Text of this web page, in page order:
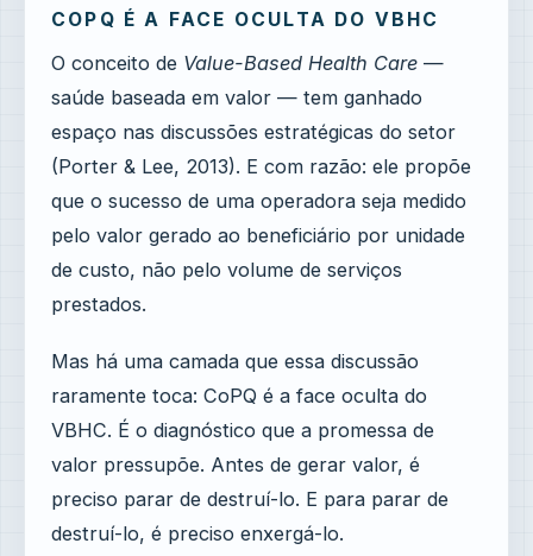
COPQ É A FACE OCULTA DO VBHC
O conceito de Value-Based Health Care —
saúde baseada em valor — tem ganhado
espaço nas discussões estratégicas do setor
(Porter & Lee, 2013). E com razão: ele propõe
que o sucesso de uma operadora seja medido
pelo valor gerado ao beneficiário por unidade
de custo, não pelo volume de serviços
prestados.
Mas há uma camada que essa discussão
raramente toca: CoPQ é a face oculta do
VBHC. É o diagnóstico que a promessa de
valor pressupõe. Antes de gerar valor, é
preciso parar de destruí-lo. E para parar de
destruí-lo, é preciso enxergá-lo.